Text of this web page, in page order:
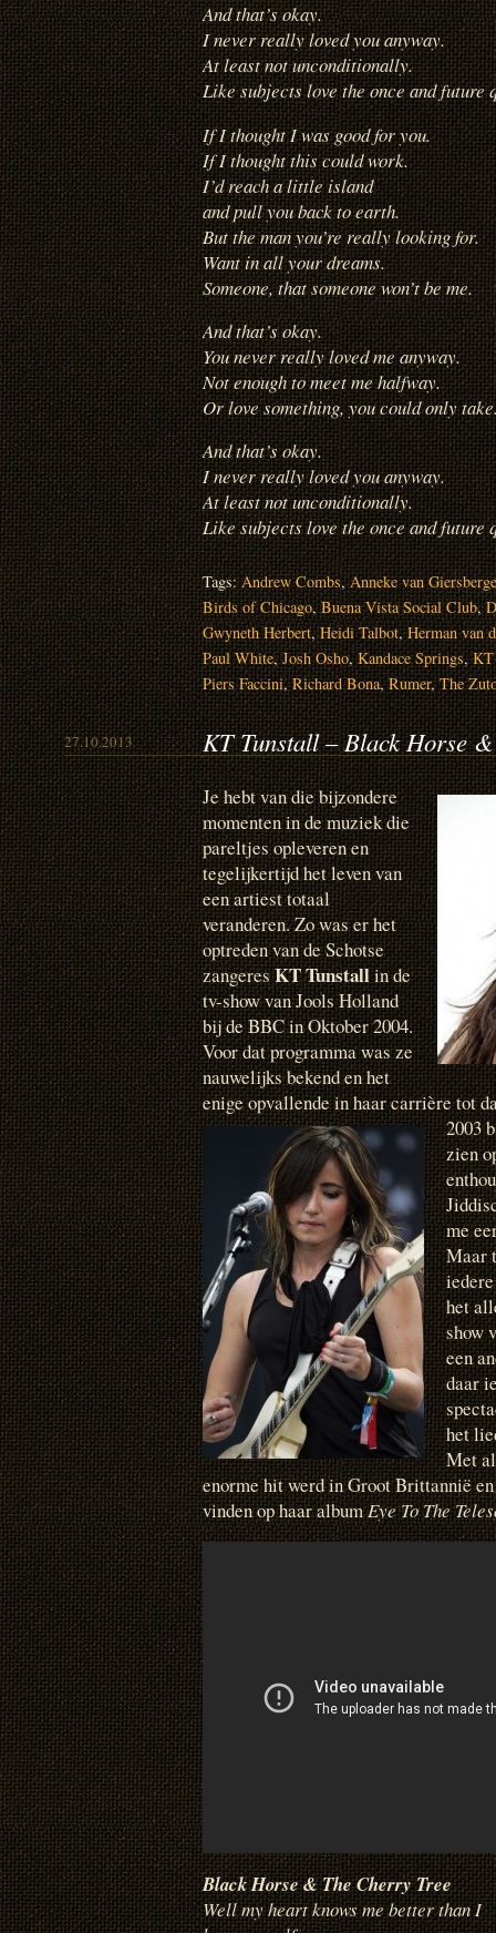
And that’s okay.
I never really loved you anyway.
At least not unconditionally.
Like subjects love the once and future
If I thought I was good for you.
If I thought this could work.
I’d reach a little island
and pull you back to earth.
But the man you’re really looking for.
Want in all your dreams.
Someone, that someone won’t be me.
And that’s okay.
You never really loved me anyway.
Not enough to meet me halfway.
Or love something, you could only
And that’s okay.
I never really loved you anyway.
At least not unconditionally.
Like subjects love the once and future
Tags:Andrew Combs,Anneke van
Birds of Chicago,Buena Vista Social Club,
Gwyneth Herbert,Heidi Talbot,Herman van
Paul White,Josh Osho,Kandace Springs,KT
Piers Faccini,Richard Bona,Rumer,The
27.10.2013 KT Tunstall – Black Horse
Je hebt van die bijzondere
momenten in de muziek die
pareltjes opleveren en
tegelijkertijd het leven van
een artiest totaal
veranderen. Zo was er het
optreden van de Schotse
zangeresKT Tunstallin de
tv-show van Jools Holland
bij de BBC in Oktober 2004.
Voor dat programma was ze
nauwelijks bekend en het
enige opvallende in haar carrière tot
2003
zien
me
Maar
het
show
een
daar
het
Met
enorme hit werd in Groot Brittannië
vinden op haar albumEye To The
Black Horse & The Cherry Tree
Well my heart knows me better than I